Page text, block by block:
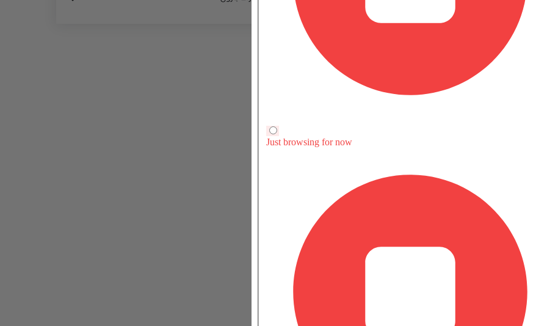
Automatic
Automatic
172Hp@5500rpm
163Hp